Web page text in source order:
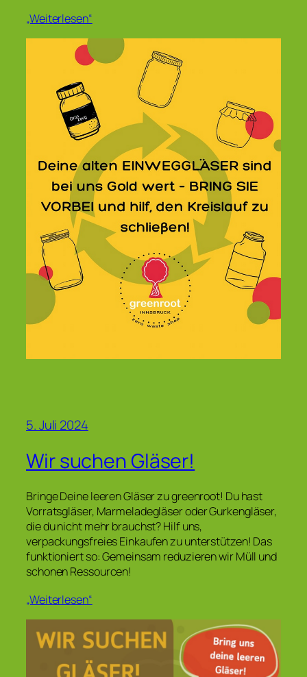
„Weiterlesen“
5. Juli 2024
Wir suchen Gläser!
Bringe Deine leeren Gläser zu greenroot! Du hast
Vorratsgläser, Marmeladegläser oder Gurkengläser,
die du nicht mehr brauchst? Hilf uns,
verpackungsfreies Einkaufen zu unterstützen! Das
funktioniert so: Gemeinsam reduzieren wir Müll und
schonen Ressourcen!
„Weiterlesen“